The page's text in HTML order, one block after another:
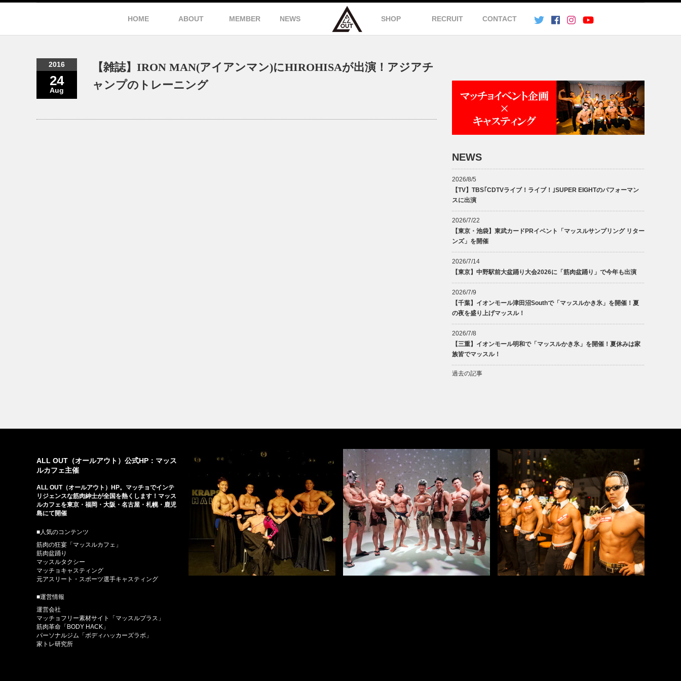
HOME ABOUT MEMBER NEWS SHOP RECRUIT CONTACT
2016
24
Aug
【雑誌】IRON MAN(アイアンマン)にHIROHISAが出演！アジアチ
ャンプのトレーニング
NEWS
2026/8/5
【TV】TBS｢CDTVライブ！ライブ！｣SUPER EIGHTのパフォーマン
スに出演
2026/7/22
【東京・池袋】東武カードPRイベント「マッスルサンプリング リター
ンズ」を開催
2026/7/14
【東京】中野駅前大盆踊り大会2026に「筋肉盆踊り」で今年も出演
2026/7/9
【千葉】イオンモール津田沼Southで「マッスルかき氷」を開催！夏
の夜を盛り上げマッスル！
2026/7/8
【三重】イオンモール明和で「マッスルかき氷」を開催！夏休みは家
族皆でマッスル！
過去の記事
ALL OUT（オールアウト）公式HP：マッス
ルカフェ主催
ALL OUT（オールアウト）HP。マッチョでインテ
リジェンスな筋肉紳士が全国を熱くします！マッス
ルカフェを東京・福岡・大阪・名古屋・札幌・鹿児
島にて開催
■人気のコンテンツ
筋肉の狂宴「マッスルカフェ」
筋肉盆踊り
マッスルタクシー
マッチョキャスティング
元アスリート・スポーツ選手キャスティング
■運営情報
運営会社
マッチョフリー素材サイト「マッスルプラス」
筋肉革命「BODY HACK」
パーソナルジム「ボディハッカーズラボ」
家トレ研究所